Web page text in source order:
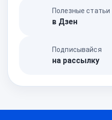
Полезные статьи
в Дзен
Подписывайся
на рассылку